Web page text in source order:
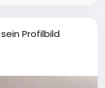
Profilbild